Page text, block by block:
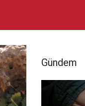
Gündem